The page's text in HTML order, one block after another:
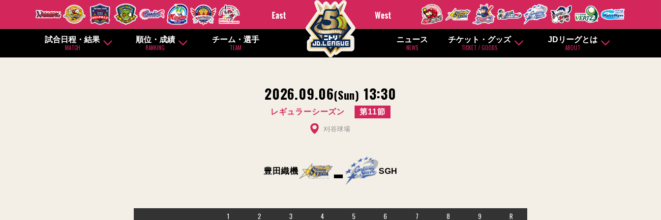
試合日程・結果
MATCH
順位・成績
RANKING
チーム・選手
TEAM
ニュース
NEWS
チケット・グッズ
TICKET / GOODS
JDリーグとは
ABOUT
2026.09.06(Sun) 13:30
レギュラーシーズン 第11節
刈谷球場
豊田織機 - SGH
1 2 3 4 5 6 7 8 9 R